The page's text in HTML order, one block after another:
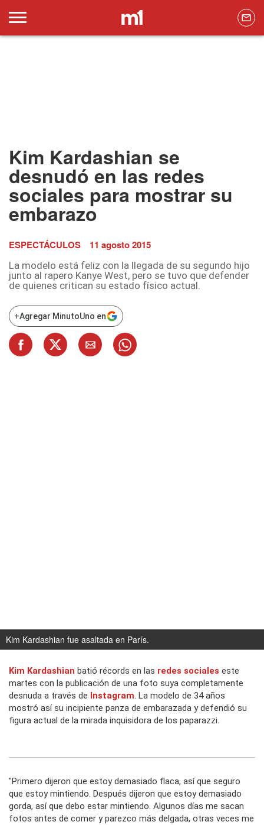
Kim Kardashian se
desnudó en las redes
sociales para mostrar su
embarazo
ESPECTÁCULOS 11 agosto 2015
La modelo está feliz con la llegada de su segundo hijo
junto al rapero Kanye West, pero se tuvo que defender
de quienes critican su estado físico actual.
+Agregar MinutoUno en
Kim Kardashian fue asaltada en París.
Kim Kardashian batió récords en las redes sociales este
martes con la publicación de una foto suya completamente
desnuda a través de Instagram. La modelo de 34 años
mostró así su incipiente panza de embarazada y defendió su
figura actual de la mirada inquisidora de los paparazzi.
"Primero dijeron que estoy demasiado flaca, así que seguro
que estoy mintiendo. Después dijeron que estoy demasiado
gorda, así que debo estar mintiendo. Algunos días me sacan
fotos antes de comer y parezco más delgada, otras veces me